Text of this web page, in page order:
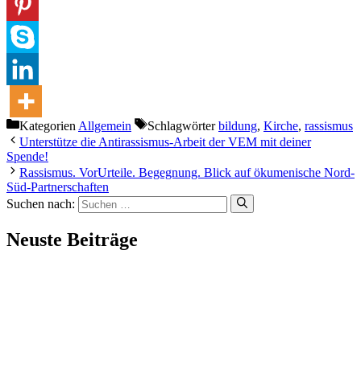
KategorienAllgemein Schlagwörterbildung, Kirche, rassismus
Unterstütze die Antirassismus-Arbeit der VEM mit deiner
Spende!
Rassismus. VorUrteile. Begegnung. Blick auf ökumenische Nord-
Süd-Partnerschaften
Suchen nach:
Neuste Beiträge